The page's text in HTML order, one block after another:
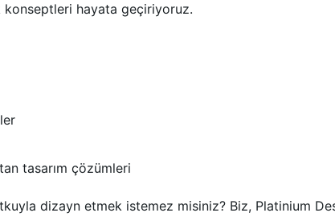
konseptleri hayata geçiriyoruz.
tasarım çözümleri
dizayn etmek istemez misiniz? Biz, Platinium